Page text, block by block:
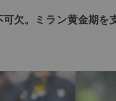
欠。ミラン黄金期を